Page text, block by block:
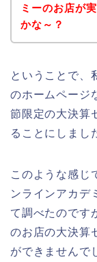
ミーのお店が
かな～？
ということで、
のホームページ
節限定の大決算
ることにしまし
このような感じ
ンラインアカデ
て調べたのです
のお店の大決算
ができませんで